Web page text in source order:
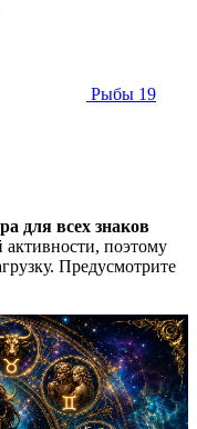
Рыбы 19
для всех знаков
поэтому
Предусмотрите